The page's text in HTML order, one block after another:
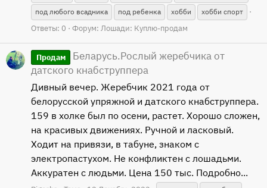
под любого всадника
под ребенка хобби хобби спорт
Ответы: 0 Форум: Лошади: Куплю-продам
Продам
Беларусь.Рослый жеребчика от
датского кнабструппера
Дивный вечер. Жеребчик 2021 года от
белорусской упряжной и датского кнабструппера.
159 в холке был по осени, растет. Хорошо сложен,
на красивых движениях. Ручной и ласковый.
Ходит на привязи, в табуне, знаком с
электропастухом. Не конфликтен с лошадьми.
Аккуратен с людьми. Цена 150 тыс. Подробно...